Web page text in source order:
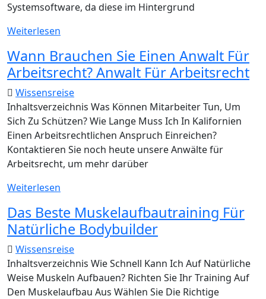
Systemsoftware, da diese im Hintergrund
Weiterlesen
Solutions
Business
Applications
And
Technology
Wann Brauchen Sie Einen Anwalt Für
Arbeitsrecht? Anwalt Für Arbeitsrecht
Wissensreise
Inhaltsverzeichnis Was Können Mitarbeiter Tun, Um
Sich Zu Schützen? Wie Lange Muss Ich In Kalifornien
Einen Arbeitsrechtlichen Anspruch Einreichen?
Kontaktieren Sie noch heute unsere Anwälte für
Arbeitsrecht, um mehr darüber
Weiterlesen
Sie
Einen
Anwalt
Für
Arbeitsrecht?
Anwalt
Das Beste Muskelaufbautraining Für
Natürliche Bodybuilder
Wissensreise
Inhaltsverzeichnis Wie Schnell Kann Ich Auf Natürliche
Weise Muskeln Aufbauen? Richten Sie Ihr Training Auf
Den Muskelaufbau Aus Wählen Sie Die Richtige